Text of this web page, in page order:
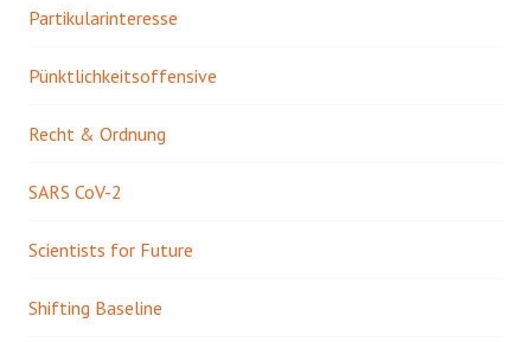
Partikularinteresse
Pünktlichkeitsoffensive
Recht & Ordnung
SARS CoV-2
Scientists for Future
Shifting Baseline